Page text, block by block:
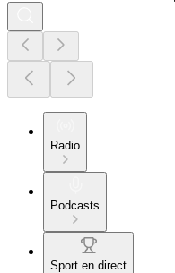
Radio
Podcasts
Sport en direct